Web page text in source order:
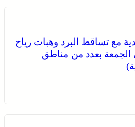
مع تساقط البرد وهبات رياح
الجمعة بعدد من مناطق